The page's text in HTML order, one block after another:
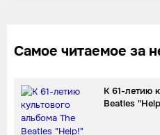
Самое читаемое за
К 61-летию
Beatles